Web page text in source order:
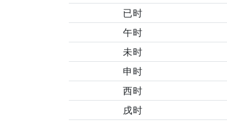
已时
午时
未时
申时
西时
戌时